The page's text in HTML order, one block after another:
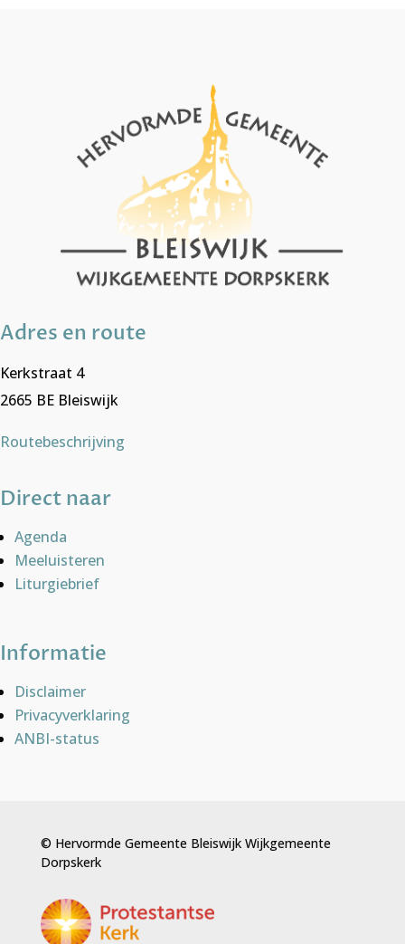
Adres en route
Kerkstraat 4
2665 BE Bleiswijk
Routebeschrijving
Direct naar
Agenda
Meeluisteren
Liturgiebrief
Informatie
Disclaimer
Privacyverklaring
ANBI-status
© Hervormde Gemeente Bleiswijk Wijkgemeente
Dorpskerk